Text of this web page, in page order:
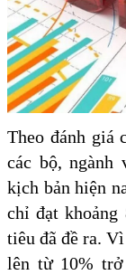
Theo đánh giá
các bộ, ngành
kịch bản hiện
chỉ đạt khoảng
tiêu đã đề ra.
lên từ 10%